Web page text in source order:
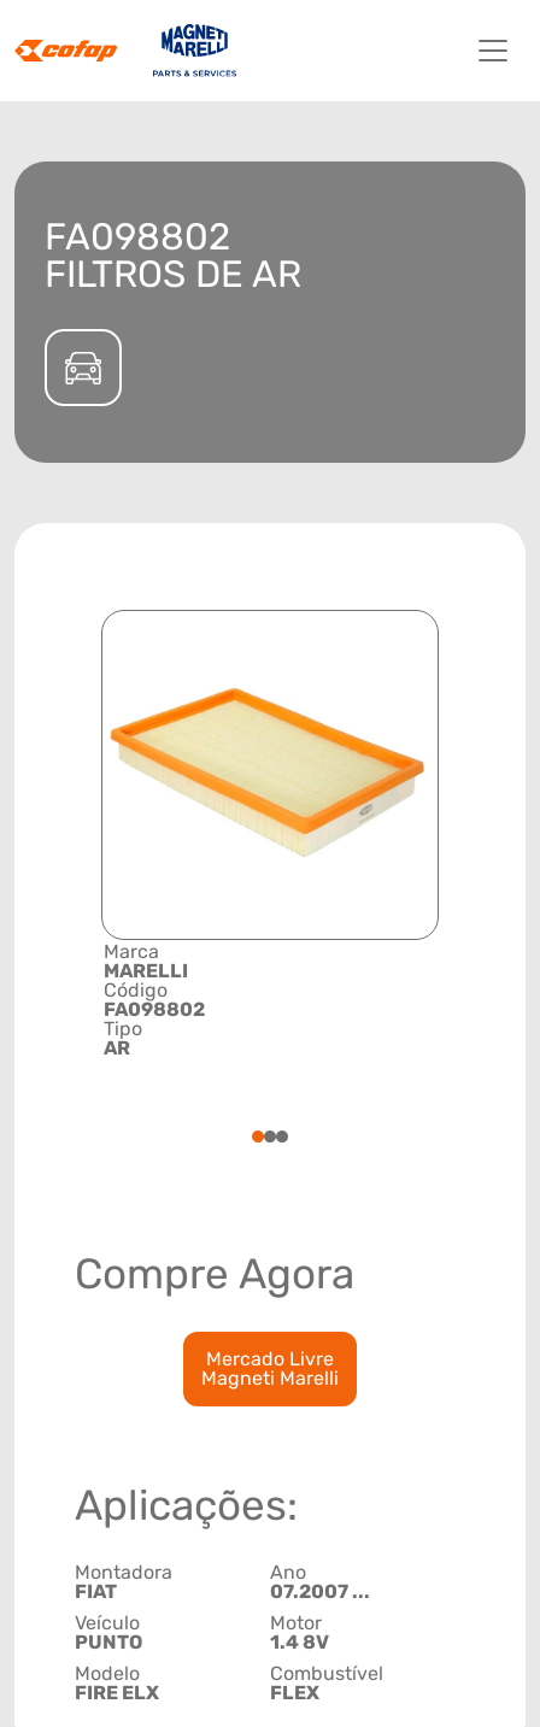
FA098802
FILTROS DE AR
Marca
MARELLI
Código
FA098802
Tipo
AR
123
Compre Agora
Mercado Livre
Magneti Marelli
Aplicações:
Montadora
FIAT
Veículo
PUNTO
Modelo
FIRE ELX
Ano
07.2007 ...
Motor
1.4 8V
Combustível
FLEX